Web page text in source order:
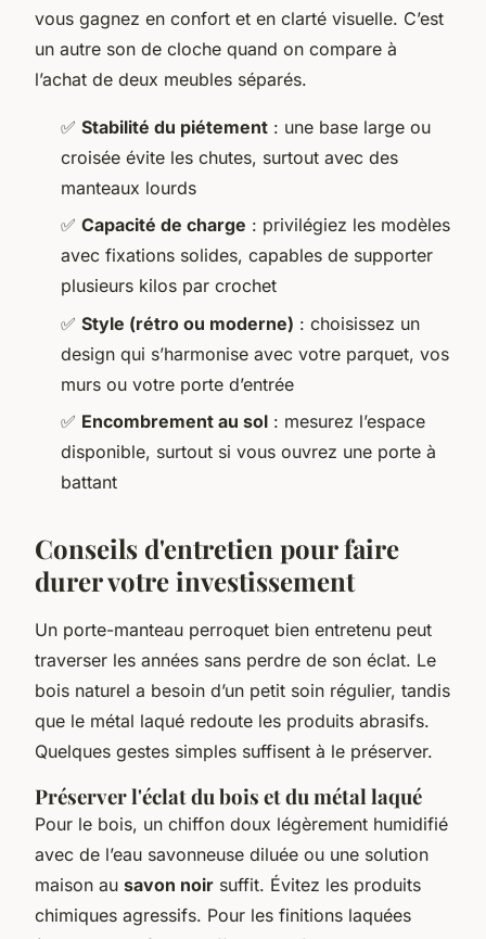
vous gagnez en confort et en clarté visuelle. C’est
un autre son de cloche quand on compare à
l’achat de deux meubles séparés.
✅ Stabilité du piétement : une base large ou
croisée évite les chutes, surtout avec des
manteaux lourds
✅ Capacité de charge : privilégiez les modèles
avec fixations solides, capables de supporter
plusieurs kilos par crochet
✅ Style (rétro ou moderne) : choisissez un
design qui s’harmonise avec votre parquet, vos
murs ou votre porte d’entrée
✅ Encombrement au sol : mesurez l’espace
disponible, surtout si vous ouvrez une porte à
battant
Conseils d'entretien pour faire
durer votre investissement
Un porte-manteau perroquet bien entretenu peut
traverser les années sans perdre de son éclat. Le
bois naturel a besoin d’un petit soin régulier, tandis
que le métal laqué redoute les produits abrasifs.
Quelques gestes simples suffisent à le préserver.
Préserver l'éclat du bois et du métal laqué
Pour le bois, un chiffon doux légèrement humidifié
avec de l’eau savonneuse diluée ou une solution
maison au savon noir suffit. Évitez les produits
chimiques agressifs. Pour les finitions laquées